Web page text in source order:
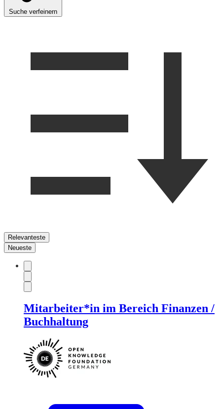
Suche verfeinern
Relevanteste
Neueste
Mitarbeiter*in im Bereich Finanzen /
Buchhaltung